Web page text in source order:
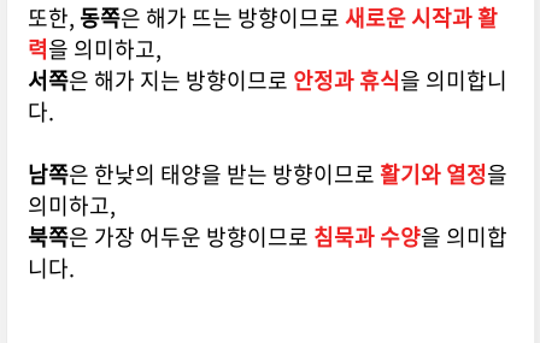
또한, 동쪽은 해가 뜨는 방향이므로새로운 시작과 활
력을 의미하고,
서쪽은 해가 지는 방향이므로 안정과 휴식을 의미합니
다.
남쪽은 한낮의 태양을 받는 방향이므로 활기와 열정을
의미하고,
북쪽은 가장 어두운 방향이므로 침묵과 수양을 의미합
니다.